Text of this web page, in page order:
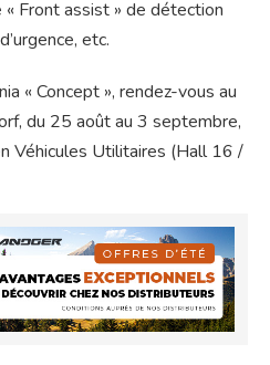
Front assist » de détection
etc.
« Concept », rendez-vous au
du 25 août au 3 septembre,
Véhicules Utilitaires (Hall 16 /